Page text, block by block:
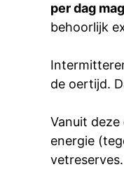
per dag
behoorlijk
de oertijd.
Vanuit deze
energie
vetreserves.